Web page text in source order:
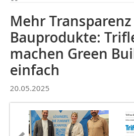
Mehr
Bauprodukte:
machen Green
einfach
20.05.2025